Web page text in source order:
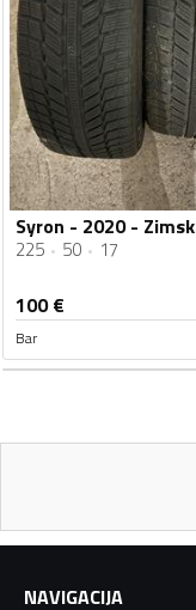
225 50 17
100€
Bar
NAVIGACIJA